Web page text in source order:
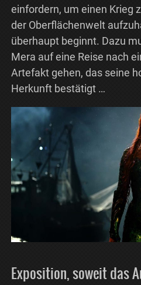
einfordern, um einen Krieg
der Oberflächenwelt
überhaupt beginnt. Dazu
Mera auf eine Reise nach
Artefakt gehen, das seine
Herkunft bestätigt …
Exposition, soweit das